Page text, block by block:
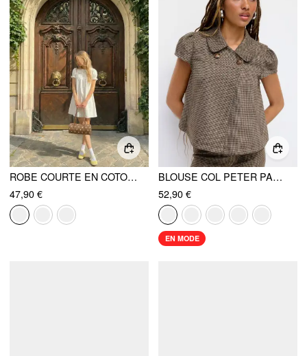
ROBE COURTE EN COTON MÉLANGÉ À COL PETER PAN, MANCHES BOUFFANTES ET DENTELLE
47,90 €
BLOUSE COL PETER PAN PIED-DE-POULE & POIS MANCHES COURTES
52,90 €
EN MODE